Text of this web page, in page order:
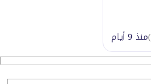
)منذ 9 أيام